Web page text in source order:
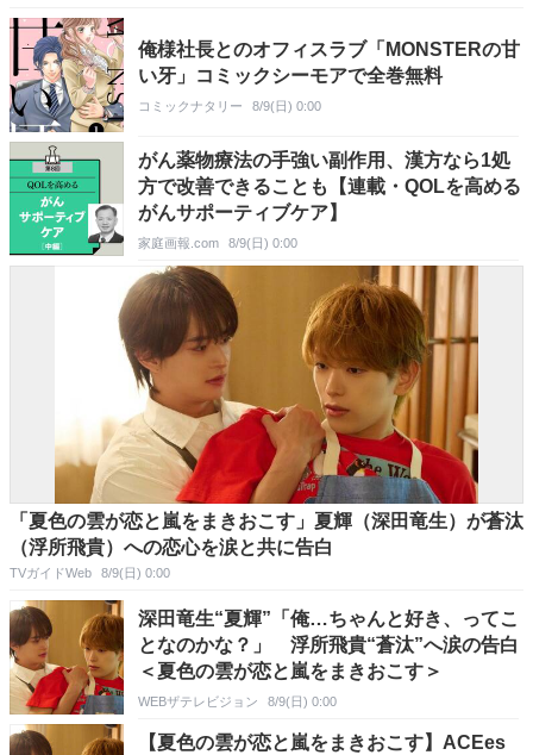
俺様社長とのオフィスラブ「MONSTERの甘
い牙」コミックシーモアで全巻無料
コミックナタリー 8/9(日) 0:00
がん薬物療法の手強い副作用、漢方なら1処
方で改善できることも【連載・QOLを高める
がんサポーティブケア】
家庭画報.com 8/9(日) 0:00
「夏色の雲が恋と嵐をまきおこす」夏輝（深田竜生）が蒼汰
（浮所飛貴）への恋心を涙と共に告白
TVガイドWeb 8/9(日) 0:00
深田竜生“夏輝”「俺…ちゃんと好き、ってこ
となのかな？」 浮所飛貴“蒼汰”へ涙の告白
＜夏色の雲が恋と嵐をまきおこす＞
WEBザテレビジョン 8/9(日) 0:00
【夏色の雲が恋と嵐をまきおこす】ACEes